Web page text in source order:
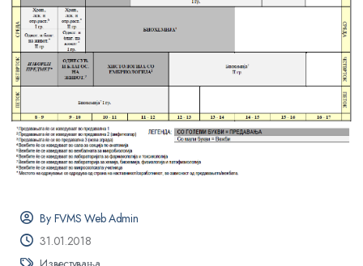
By FVMS Web Admin
31.01.2018